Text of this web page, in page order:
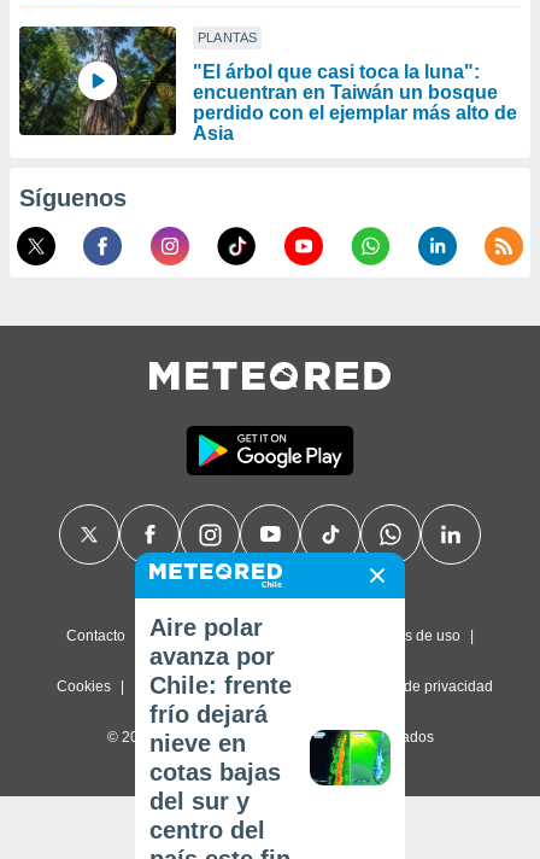
PLANTAS
"El árbol que casi toca la luna":
encuentran en Taiwán un bosque
perdido con el ejemplar más alto de
Asia
Síguenos
Contacto Sobre nosotros Términos de uso
Cookies Política de privacidad Configuración de privacidad
© 2026 Meteored. Todos los derechos reservados
Aire polar
avanza por
Chile: frente
frío dejará
nieve en
cotas bajas
del sur y
centro del